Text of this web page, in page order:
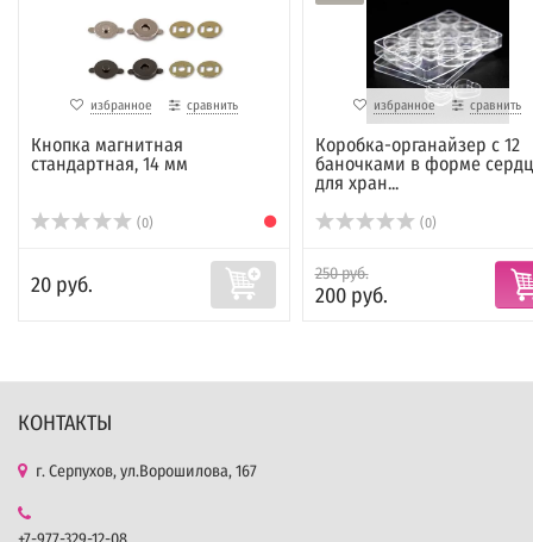
избранное сравнить
Кнопка магнитная
стандартная, 14 мм
(0)
20 руб.
избранное сравнить
Коробка-органайзер с 12
баночками в форме
для хран...
(0)
250 руб.
200 руб.
КОНТАКТЫ
г. Серпухов, ул.Ворошилова, 167